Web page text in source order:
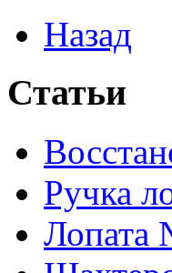
Назад
Статьи
Ручка
Лопата